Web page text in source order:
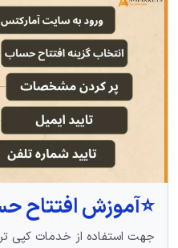
⭐️آموزش افتتاح
جهت استفاده از خدمات کپی